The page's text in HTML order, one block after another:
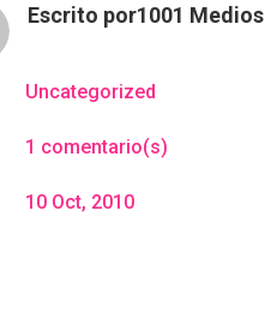
Escrito por1001 Medios
Uncategorized
1 comentario(s)
10 Oct, 2010